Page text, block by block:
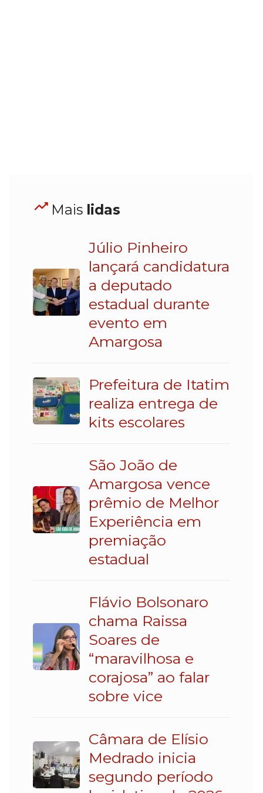
Mais lidas
Júlio Pinheiro
lançará candidatura
a deputado
estadual durante
evento em
Amargosa
Prefeitura de Itatim
realiza entrega de
kits escolares
São João de
Amargosa vence
prêmio de Melhor
Experiência em
premiação
estadual
Flávio Bolsonaro
chama Raissa
Soares de
“maravilhosa e
corajosa” ao falar
sobre vice
Câmara de Elísio
Medrado inicia
segundo período